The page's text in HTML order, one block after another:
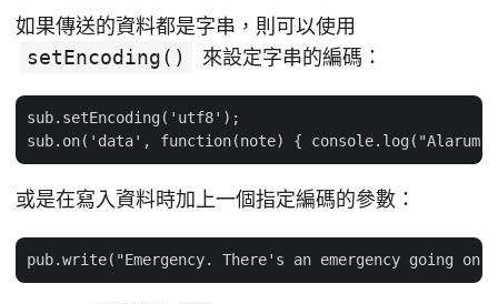
如果傳送的資料都是字串，則可以使用
setEncoding()
來設定字串的編碼：
sub.setEncoding('utf8');
或是在寫入資料時加上一個指定編碼的參數：